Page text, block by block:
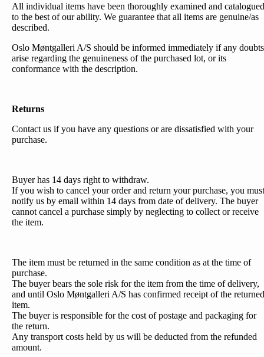
All individual items have been thoroughly examined and catalogued
to the best of our ability. We guarantee that all items are genuine/as
described.
Oslo Møntgalleri A/S should be informed immediately if any doubts
arise regarding the genuineness of the purchased lot, or its
conformance with the description.
Returns
Contact us if you have any questions or are dissatisfied with your
purchase.
Buyer has 14 days right to withdraw.
If you wish to cancel your order and return your purchase, you must
notify us by email within 14 days from date of delivery. The buyer
cannot cancel a purchase simply by neglecting to collect or receive
the item.
The item must be returned in the same condition as at the time of
purchase.
The buyer bears the sole risk for the item from the time of delivery,
and until Oslo Møntgalleri A/S has confirmed receipt of the returned
item.
The buyer is responsible for the cost of postage and packaging for
the return.
Any transport costs held by us will be deducted from the refunded
amount.